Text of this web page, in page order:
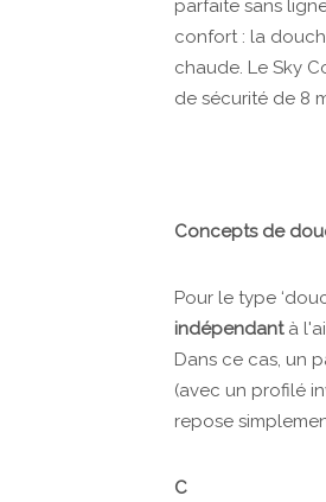
parfaite sans
confort : la
chaude. Le Sky
de sécurité de 8
Concepts de
Pour le type
indépendant à
Dans ce cas, un
(avec un profilé
repose
C